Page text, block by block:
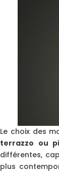
Le choix des
terrazzo ou
différentes,
plus